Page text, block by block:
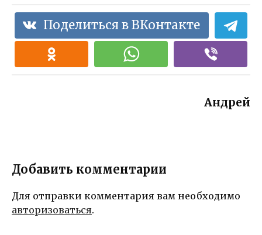
Поделиться в ВКонтакте
Андрей
Добавить комментарии
Для отправки комментария вам необходимо
авторизоваться.